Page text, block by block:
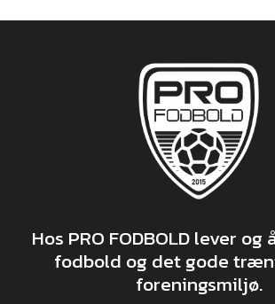
Hos PRO FODBOLD lever
fodbold og det gode
foreningsmiljø.